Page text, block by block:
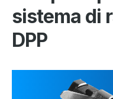
sistema di
DPP